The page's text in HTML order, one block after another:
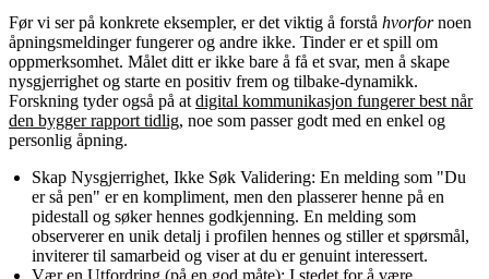
Før vi ser på konkrete eksempler, er det viktig å forstå hvorfornoen
åpningsmeldinger fungerer og andre ikke. Tinder er et spill om
oppmerksomhet. Målet ditt er ikke bare å få et svar, men å skape
nysgjerrighet og starte en positiv frem og tilbake-dynamikk.
Forskning tyder også på at digital kommunikasjon fungerer best når
den bygger rapport tidlig, noe som passer godt med en enkel og
personlig åpning.
Skap Nysgjerrighet, Ikke Søk Validering: En melding som "Du
er så pen" er en kompliment, men den plasserer henne på en
pidestall og søker hennes godkjenning. En melding som
observerer en unik detalj i profilen hennes og stiller et spørsmål,
inviterer til samarbeid og viser at du er genuint interessert.
Vær en Utfordring (på en god måte): I stedet for å være